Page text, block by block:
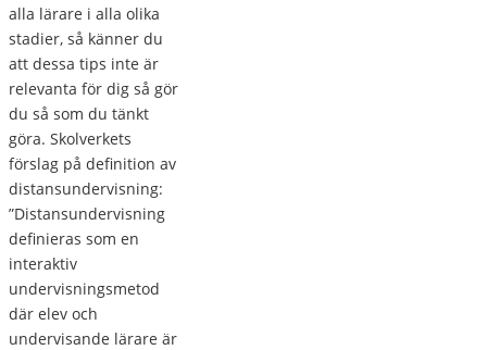
alla lärare i alla olika
stadier, så känner du
att dessa tips inte är
relevanta för dig så gör
du så som du tänkt
göra. Skolverkets
förslag på definition av
distansundervisning:
”Distansundervisning
definieras som en
interaktiv
undervisningsmetod
där elev och
undervisande lärare är